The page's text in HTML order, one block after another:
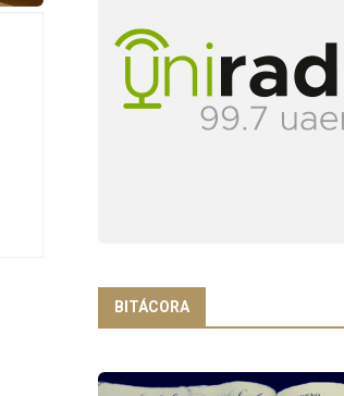
BITÁCORA